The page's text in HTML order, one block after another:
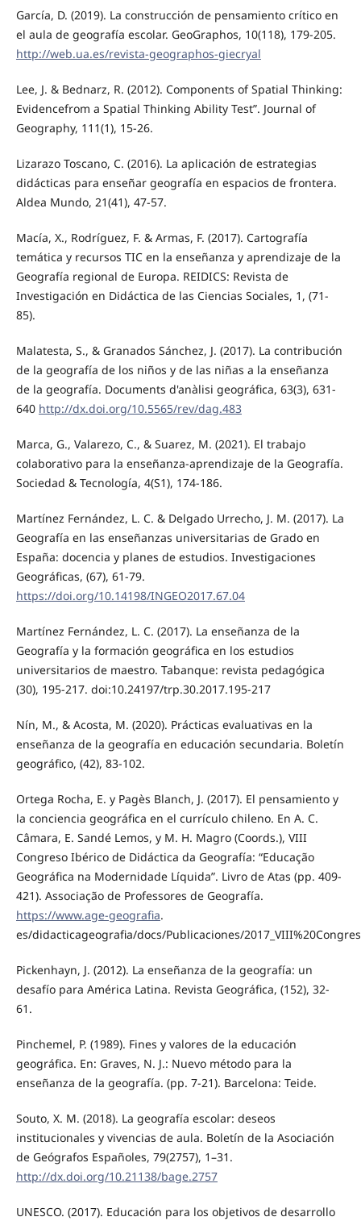
García, D. (2019). La construcción de pensamiento crítico en
el aula de geografía escolar. GeoGraphos, 10(118), 179-205.
http://web.ua.es/revista-geographos-giecryal
Lee, J. & Bednarz, R. (2012). Components of Spatial Thinking:
Evidencefrom a Spatial Thinking Ability Test”. Journal of
Geography, 111(1), 15-26.
Lizarazo Toscano, C. (2016). La aplicación de estrategias
didácticas para enseñar geografía en espacios de frontera.
Aldea Mundo, 21(41), 47-57.
Macía, X., Rodríguez, F. & Armas, F. (2017). Cartografía
temática y recursos TIC en la enseñanza y aprendizaje de la
Geografía regional de Europa. REIDICS: Revista de
Investigación en Didáctica de las Ciencias Sociales, 1, (71-
85).
Malatesta, S., & Granados Sánchez, J. (2017). La contribución
de la geografía de los niños y de las niñas a la enseñanza
de la geografía. Documents d'anàlisi geográfica, 63(3), 631-
640 http://dx.doi.org/10.5565/rev/dag.483
Marca, G., Valarezo, C., & Suarez, M. (2021). El trabajo
colaborativo para la enseñanza-aprendizaje de la Geografía.
Sociedad & Tecnología, 4(S1), 174-186.
Martínez Fernández, L. C. & Delgado Urrecho, J. M. (2017). La
Geografía en las enseñanzas universitarias de Grado en
España: docencia y planes de estudios. Investigaciones
Geográficas, (67), 61-79.
https://doi.org/10.14198/INGEO2017.67.04
Martínez Fernández, L. C. (2017). La enseñanza de la
Geografía y la formación geográfica en los estudios
universitarios de maestro. Tabanque: revista pedagógica
(30), 195-217. doi:10.24197/trp.30.2017.195-217
Nín, M., & Acosta, M. (2020). Prácticas evaluativas en la
enseñanza de la geografía en educación secundaria. Boletín
geográfico, (42), 83-102.
Ortega Rocha, E. y Pagès Blanch, J. (2017). El pensamiento y
la conciencia geográfica en el currículo chileno. En A. C.
Câmara, E. Sandé Lemos, y M. H. Magro (Coords.), VIII
Congreso Ibérico de Didáctica da Geografía: “Educação
Geográfica na Modernidade Líquida”. Livro de Atas (pp. 409-
421). Associação de Professores de Geografía.
https://www.age-geografia.
es/didacticageografia/docs/Publicaciones/
Pickenhayn, J. (2012). La enseñanza de la geografía: un
desafío para América Latina. Revista Geográfica, (152), 32-
61.
Pinchemel, P. (1989). Fines y valores de la educación
geográfica. En: Graves, N. J.: Nuevo método para la
enseñanza de la geografía. (pp. 7-21). Barcelona: Teide.
Souto, X. M. (2018). La geografía escolar: deseos
institucionales y vivencias de aula. Boletín de la Asociación
de Geógrafos Españoles, 79(2757), 1–31.
http://dx.doi.org/10.21138/bage.2757
UNESCO. (2017). Educación para los objetivos de desarrollo